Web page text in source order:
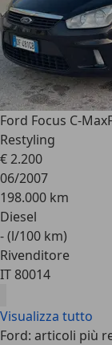
Ford Focus C-Max
Restyling
€ 2.200
06/2007
198.000 km
Diesel
- (l/100 km)
Rivenditore
IT 80014
Visualizza tutto
Ford: articoli più